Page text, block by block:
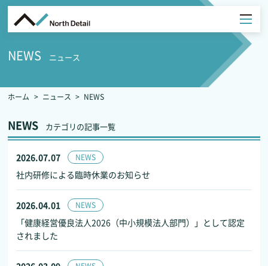
NEWS ニュース
ホーム ニュース NEWS
NEWS カテゴリの記事一覧
2026.07.07 NEWS
社内研修による臨時休業のお知らせ
2026.04.01 NEWS
「健康経営優良法人2026（中小規模法人部門）」として認定
されました